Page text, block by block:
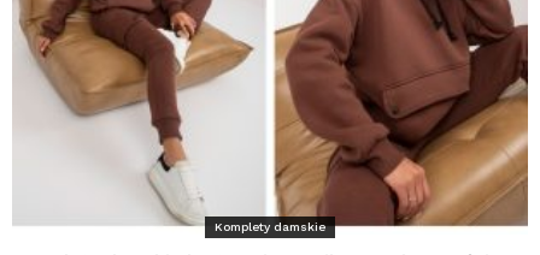
Komplety damskie